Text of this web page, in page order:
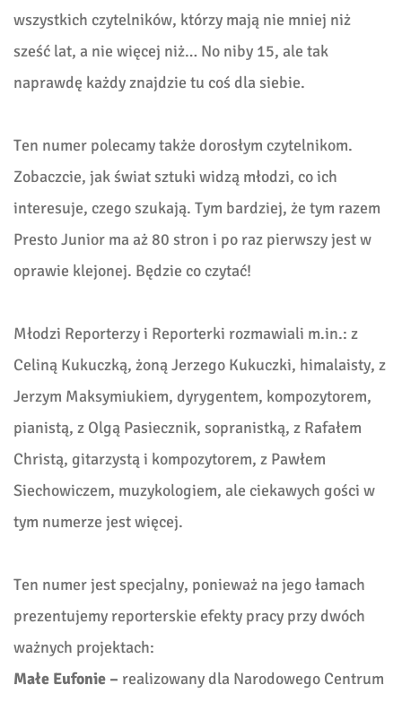
wszystkich czytelników, którzy mają nie mniej niż
sześć lat, a nie więcej niż… No niby 15, ale tak
naprawdę każdy znajdzie tu coś dla siebie.
Ten numer polecamy także dorosłym czytelnikom.
Zobaczcie, jak świat sztuki widzą młodzi, co ich
interesuje, czego szukają. Tym bardziej, że tym razem
Presto Junior ma aż 80 stron i po raz pierwszy jest w
oprawie klejonej. Będzie co czytać!
Młodzi Reporterzy i Reporterki rozmawiali m.in.: z
Celiną Kukuczką, żoną Jerzego Kukuczki, himalaisty, z
Jerzym Maksymiukiem, dyrygentem, kompozytorem,
pianistą, z Olgą Pasiecznik, sopranistką, z Rafałem
Christą, gitarzystą i kompozytorem, z Pawłem
Siechowiczem, muzykologiem, ale ciekawych gości w
tym numerze jest więcej.
Ten numer jest specjalny, ponieważ na jego łamach
prezentujemy reporterskie efekty pracy przy dwóch
ważnych projektach:
Małe Eufonie – realizowany dla Narodowego Centrum